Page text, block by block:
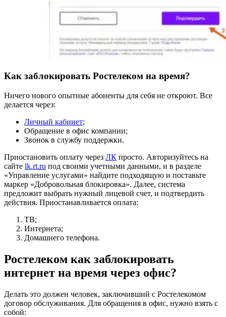
Как заблокировать Ростелеком на время?
Ничего нового опытные абоненты для себя не откроют. Все
делается через:
Личный кабинет;
Обращение в офис компании;
Звонок в службу поддержки.
Приостановить оплату через ЛК просто. Авторизуйтесь на
сайте lk.rt.ru под своими учетными данными, и в разделе
«Управление услугами» найдите подходящую и поставьте
маркер «Добровольная блокировка». Далее, система
предложит выбрать нужный лицевой счет, и подтвердить
действия. Приостанавливается оплата:
ТВ;
Интернета;
Домашнего телефона.
Ростелеком как заблокировать
интернет на время через офис?
Делать это должен человек, заключивший с Ростелекомом
договор обслуживания. Для обращения в офис, нужно взять с
собой: